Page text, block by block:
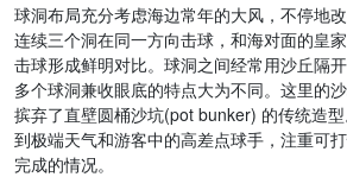
球洞布局充分考虑海边常年的大风，不停地
连续三个洞在同一方向击球，和海对面的皇
击球形成鲜明对比。球洞之间经常用沙丘隔
多个球洞兼收眼底的特点大为不同。这里的
摈弃了直壁圆桶沙坑(pot bunker) 的传统造
到极端天气和游客中的高差点球手，注重可
完成的情况。